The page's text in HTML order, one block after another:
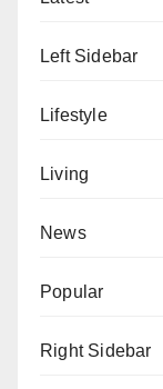
Left Sidebar
Lifestyle
Living
News
Popular
Right Sidebar